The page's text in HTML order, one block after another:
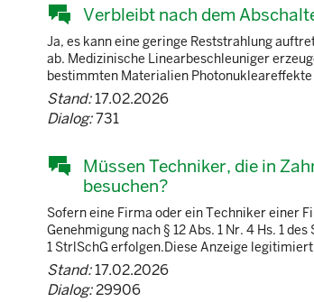
Verbleibt nach dem
Ja, es kann eine geringe Reststrahlung
ab. Medizinische Linearbeschleuniger
bestimmten Materialien Photonukleareffekte
Stand:17.02.2026
Dialog:731
Müssen Techniker, die in
besuchen?
Sofern eine Firma oder ein Techniker einer
Genehmigung nach § 12 Abs. 1 Nr. 4 Hs. 1
1 StrlSchG erfolgen.Diese Anzeige
Stand:17.02.2026
Dialog:29906